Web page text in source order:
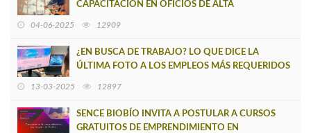
CAPACITACIÓN EN OFICIOS DE ALTA
04-06-2025 12909
¿EN BUSCA DE TRABAJO? LO QUE DICE LA
ÚLTIMA FOTO A LOS EMPLEOS MÁS REQUERIDOS
13-03-2025 12897
SENCE BIOBÍO INVITA A POSTULAR A CURSOS
GRATUITOS DE EMPRENDIMIENTO EN